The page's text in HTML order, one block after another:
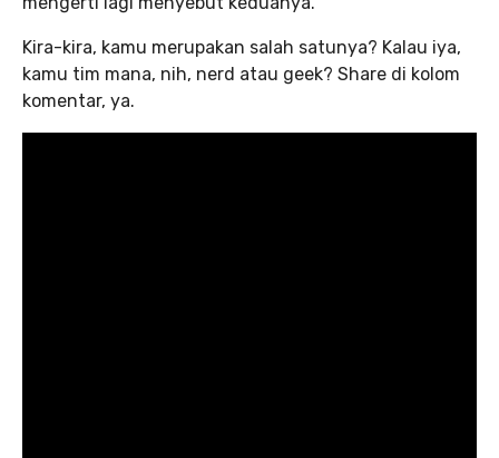
Kira-kira, kamu merupakan salah satunya? Kalau iya,
kamu tim mana, nih, nerd atau geek? Share di kolom
komentar, ya.